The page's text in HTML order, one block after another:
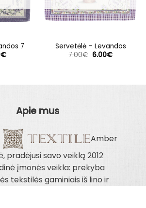
7
€Current
Servetėlė – Levandos
7.00€ Original
6.00€Current
Apie mus
Amber
pradėjusi savo veiklą 2012
įmonės veikla: prekyba
tekstilės gaminiais iš lino ir